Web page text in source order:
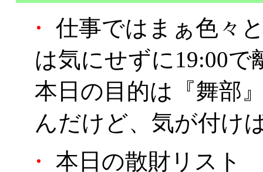
・
仕事ではまぁ色々
は気にせずに19:00で
本日の目的は『舞部
んだけど、気が付
・
本日の散財リスト